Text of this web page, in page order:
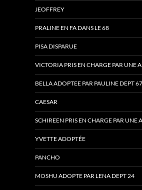
JEOFFREY
PRALINE EN FA DANS LE 68
PISA DISPARUE
VICTORIA PRIS EN CHARGE PAR UNE
BELLA ADOPTEE PAR PAULINE DEPT 67
CAESAR
SCHIREEN PRIS EN CHARGE PAR UNE
YVETTE ADOPTÉE
PANCHO
MOSHU ADOPTE PAR LENA DEPT 24